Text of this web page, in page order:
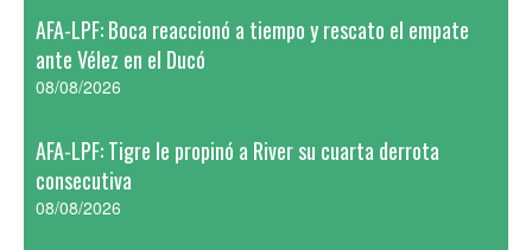
AFA-LPF: Boca reaccionó a tiempo y rescato el empate
ante Vélez en el Ducó
08/08/2026
AFA-LPF: Tigre le propinó a River su cuarta derrota
consecutiva
08/08/2026